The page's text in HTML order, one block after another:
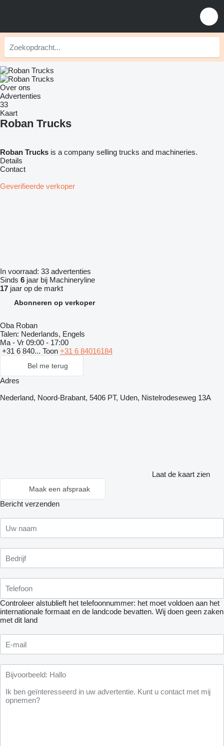
Over ons
Advertenties
33
Kaart
Roban Trucks
Roban Trucks is a company selling trucks and machineries.
Details
Contact
Geverifieerde verkoper
In voorraad: 33 advertenties
Sinds 6 jaar bij Machineryline
17 jaar op de markt
Abonneren op verkoper
Oba Roban
Talen: Nederlands, Engels
Ma - Vr 09:00 - 17:00
+31 6 840... Toon +31 6 84016184
Bel me terug
Adres
Nederland, Noord-Brabant, 5406 PT, Uden, Nistelrodeseweg 13A
Laat de kaart zien
Maak een afspraak
Bericht verzenden
Controleer alstublieft het telefoonnummer: het moet voldoen aan het
internationale formaat en de landcode bevatten. Wij doen geen zaken
met dit land